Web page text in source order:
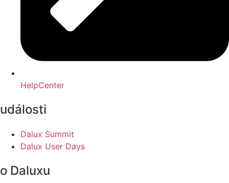
HelpCenter
události
Dalux Summit
Dalux User Days
o Daluxu